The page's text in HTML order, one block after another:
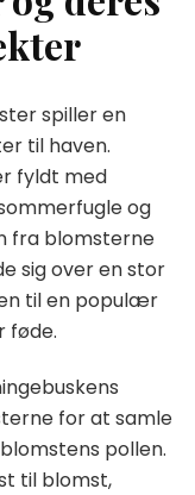
spiller en
til haven.
fyldt med
og
fra blomsterne
sig over en stor
til en populær
føde.
for at samle
pollen.
til blomst,